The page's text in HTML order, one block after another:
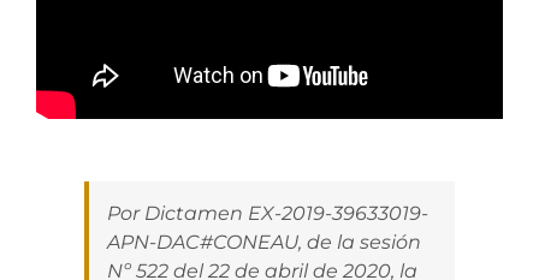
Por Dictamen EX-2019-39633019-
APN-DAC#CONEAU, de la sesión
Nº 522 del 22 de abril de 2020, la